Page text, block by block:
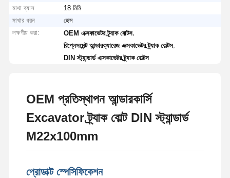
মাথা ব্যাস
18 মিমি
মাথার ধরন
হেক্স
লক্ষণীয় করা:
OEM এক্সকাভেটর ট্র্যাক বোল্টস,
রিপ্লেসমেন্ট আন্ডারক্যারেজ এক্সকাভেটর ট্র্যাক বোল্টস,
DIN স্ট্যান্ডার্ড এক্সকাভেটর ট্র্যাক বোল্টস
OEM প্রতিস্থাপন আন্ডারকার্সি
Excavator ট্র্যাক বোল্ট DIN স্ট্যান্ডার্ড
M22x100mm
প্রোডাক্ট স্পেসিফিকেশন